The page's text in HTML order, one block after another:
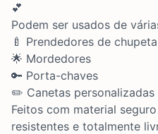
💕
Podem ser usados de
🍼 Prendedores de chupeta
🌟 Mordedores
🔑 Porta-chaves
✏️ Canetas personalizadas
Feitos com material
resistentes e totalmente